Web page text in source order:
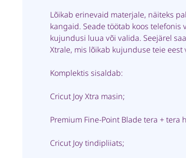
Lõikab erinevaid materjale, näiteks
kangaid. Seade töötab koos telefonis
kujundusi luua või valida. Seejärel
Xtrale, mis lõikab kujunduse teie eest
Komplektis sisaldab:
Cricut Joy Xtra masin;
Premium Fine-Point Blade tera + tera
Cricut Joy tindipliiats;